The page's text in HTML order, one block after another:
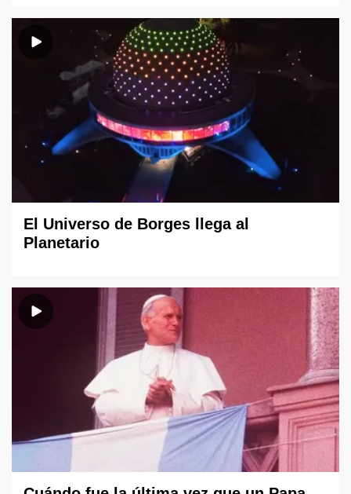
El Universo de Borges llega al
Planetario